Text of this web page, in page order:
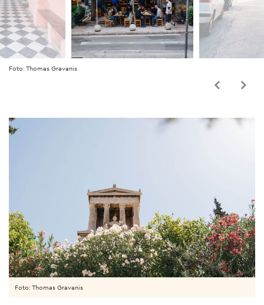
Foto: Thomas Gravanis
Foto: Thomas Gravanis